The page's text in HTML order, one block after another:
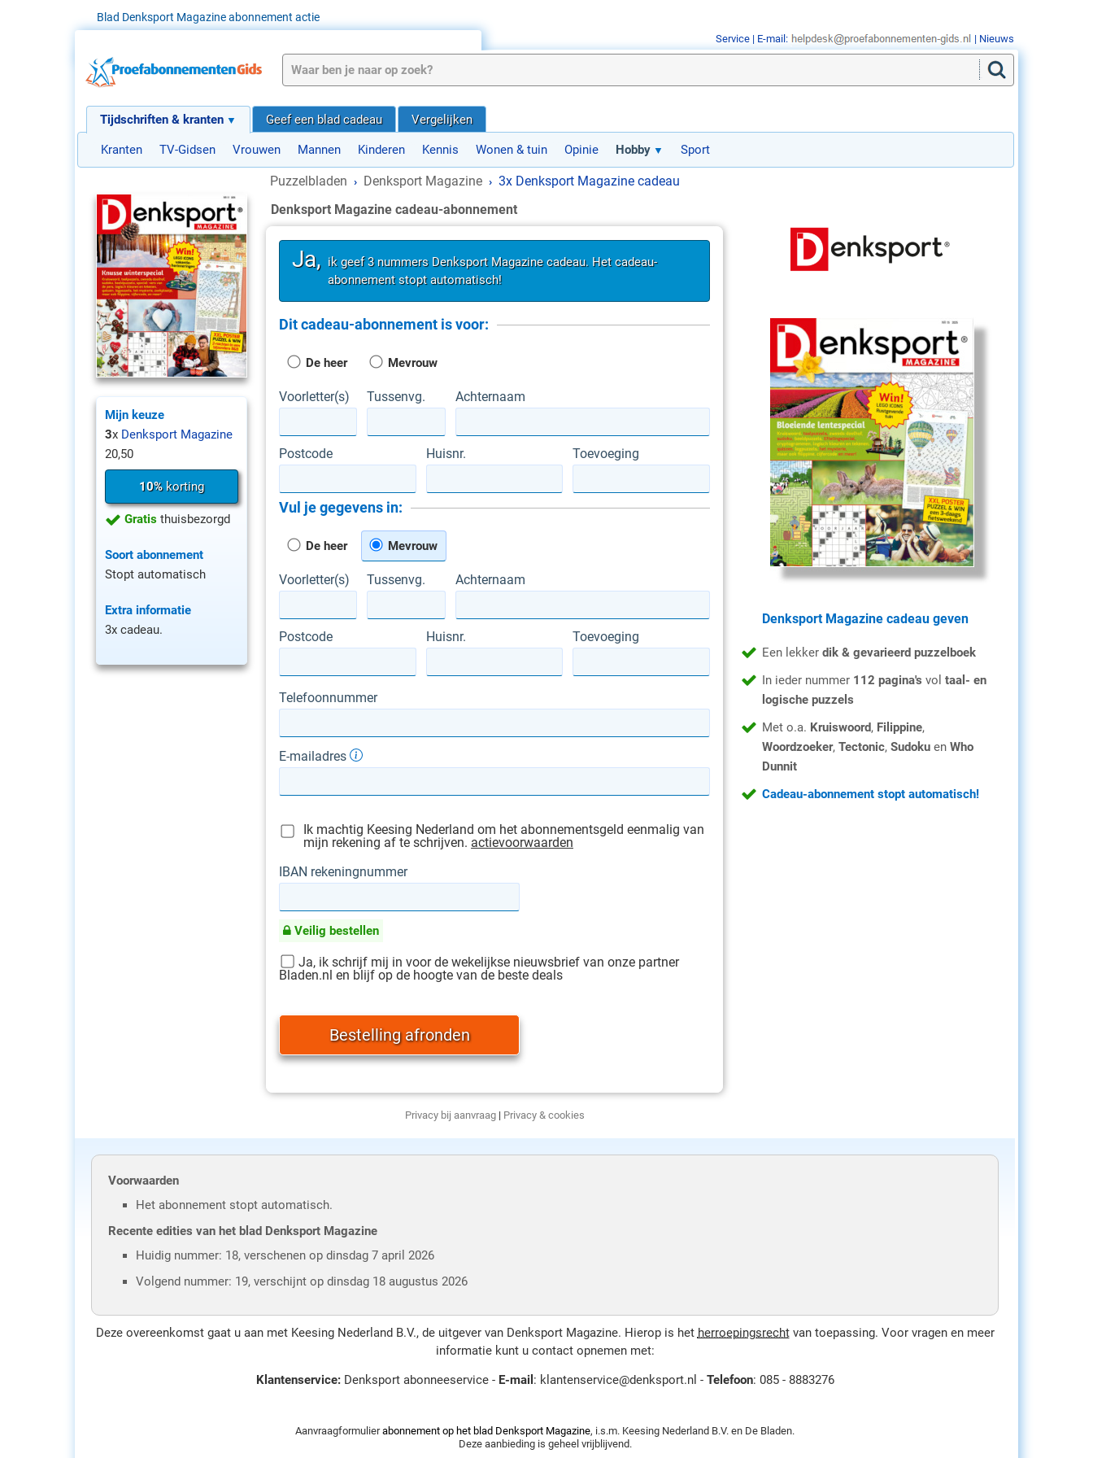
Blad Denksport Magazine abonnement actie
Tijdschriften & kranten
Kranten TV-Gidsen Vrouwen Mannen Kinderen Kennis Wonen & tuin Opinie Hobby Sport
Geef een blad cadeau Vergelijken
Puzzelbladen › Denksport Magazine › 3x Denksport Magazine cadeau
Mijn keuze
3x Denksport Magazine
20,50
10%korting
Gratis thuisbezorgd
Soort abonnement
Stopt automatisch
Extra informatie
3x cadeau.
Denksport Magazine cadeau-abonnement
Ja, ik geef 3 nummers Denksport Magazine cadeau. Het cadeau-
abonnement stopt automatisch!
Dit cadeau-abonnement is voor:
De heer Mevrouw
Voorletter(s) Tussenvg. Achternaam
Postcode Huisnr. Toevoeging
Vul je gegevens in:
De heer Mevrouw
Voorletter(s) Tussenvg. Achternaam
Postcode Huisnr. Toevoeging
Telefoonnummer
E-mailadres
Ik machtig Keesing Nederland om het abonnementsgeld eenmalig van
mijn rekening af te schrijven. actievoorwaarden
IBAN rekeningnummer
Veilig bestellen
Ja, ik schrijf mij in voor de wekelijkse nieuwsbrief van onze partner
Bladen.nl en blijf op de hoogte van de beste deals
Privacy bij aanvraag| Privacy & cookies
Denksport Magazine cadeau geven
Een lekker dik & gevarieerd puzzelboek
In ieder nummer 112 pagina's vol taal- en
logische puzzels
Met o.a. Kruiswoord, Filippine,
Woordzoeker, Tectonic, Sudoku en Who
Dunnit
Cadeau-abonnement stopt automatisch!
Voorwaarden
Het abonnement stopt automatisch.
Recente edities van het blad Denksport Magazine
Huidig nummer: 18, verschenen op dinsdag 7 april 2026
Volgend nummer: 19, verschijnt op dinsdag 18 augustus 2026
Deze overeenkomst gaat u aan met Keesing Nederland B.V., de uitgever van Denksport Magazine. Hierop is het herroepingsrechtvan toepassing. Voor vragen en meer
informatie kunt u contact opnemen met:
Klantenservice:Denksport abonneeservice - E-mail : klantenservice@denksport.nl - Telefoon: 085 - 8883276
Aanvraagformulierabonnement op het blad Denksport Magazine, i.s.m. Keesing Nederland B.V. en De Bladen.
Deze aanbieding is geheel vrijblijvend.
Service | E-mail: | Nieuws